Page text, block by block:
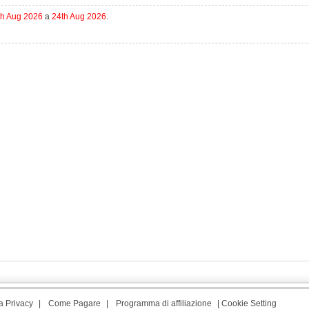
Aug 2026 a 24th Aug 2026.
Privacy Come Pagare Programma di affiliazione Cookie Setting